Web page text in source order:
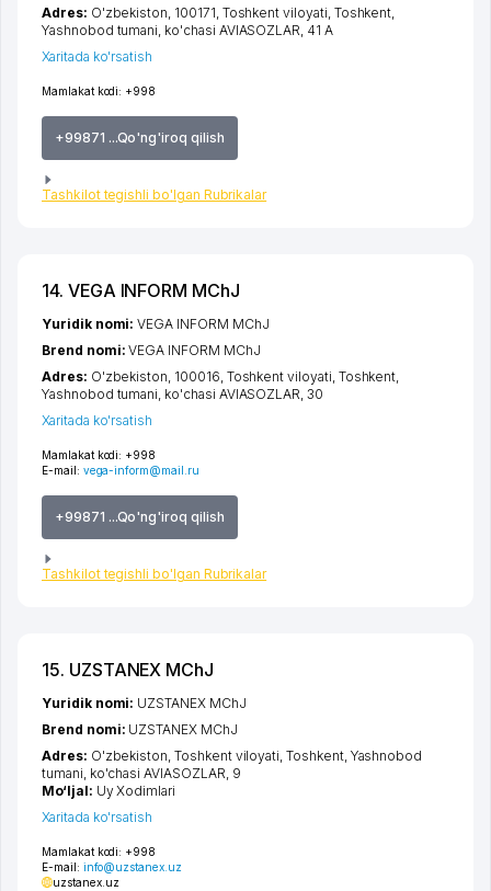
Mamlakat kodi: +998
+99871 ...Qo'ng'iroq qilish
Tashkilot tegishli bo'lgan Rubrikalar
Adres: O'zbekiston, 100171, Toshkent viloyati Toshkent
Yashnobod tumani ko'chasi AVIASOZLAR , 41 А
Xaritada ko'rsatish
14. VEGA INFORM MChJ
Mamlakat kodi: +998
E-mail: vega-inform@mail.ru
+99871 ...Qo'ng'iroq qilish
Tashkilot tegishli bo'lgan Rubrikalar
Yuridik nomi:VEGA INFORM MChJ
Brend nomi:VEGA INFORM MChJ
Adres: O'zbekiston, 100016, Toshkent viloyati Toshkent
Yashnobod tumani ko'chasi AVIASOZLAR , 30
Xaritada ko'rsatish
15. UZSTANEX MChJ
Mamlakat kodi: +998
E-mail: info@uzstanex.uz
uzstanex.uz
Yuridik nomi: UZSTANEX MChJ
Brend nomi: UZSTANEX MChJ
Adres: O'zbekiston,Toshkent viloyati,Toshkent, Yashnobod
tumani, ko'chasi AVIASOZLAR, 9
Mo‘ljal: Uy Xodimlari
Xaritada ko'rsatish